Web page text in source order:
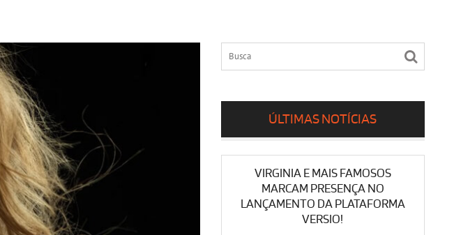
ÚLTIMAS NOTÍCIAS
VIRGINIA E MAIS FAMOSOS
MARCAM PRESENÇA NO
LANÇAMENTO DA PLATAFORMA
VERSIO!